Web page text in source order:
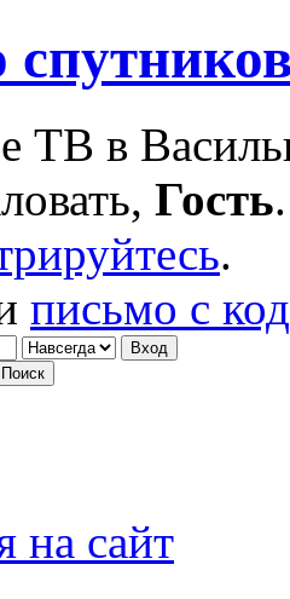
ТВ в
Гость
.
письмо с
на сайт